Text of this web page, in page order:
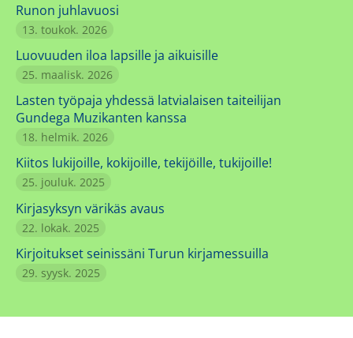
Runon juhlavuosi
13. toukok. 2026
Luovuuden iloa lapsille ja aikuisille
25. maalisk. 2026
Lasten työpaja yhdessä latvialaisen taiteilijan
Gundega Muzikanten kanssa
18. helmik. 2026
Kiitos lukijoille, kokijoille, tekijöille, tukijoille!
25. jouluk. 2025
Kirjasyksyn värikäs avaus
22. lokak. 2025
Kirjoitukset seinissäni Turun kirjamessuilla
29. syysk. 2025